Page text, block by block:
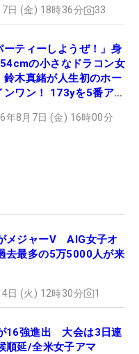
日 (金) 18時36分 33
ーティーしようぜ！」身
の小さなドラコン女
鈴木真緒が人生初のホー
ンワン！ 173yを5番アイ
年8月7日 (金) 16時00分
メジャーV AIG女子オ
去最多の5万5000人が来
日 (火) 12時30分 1
16強進出 大会は3日連
順延/全米女子アマ